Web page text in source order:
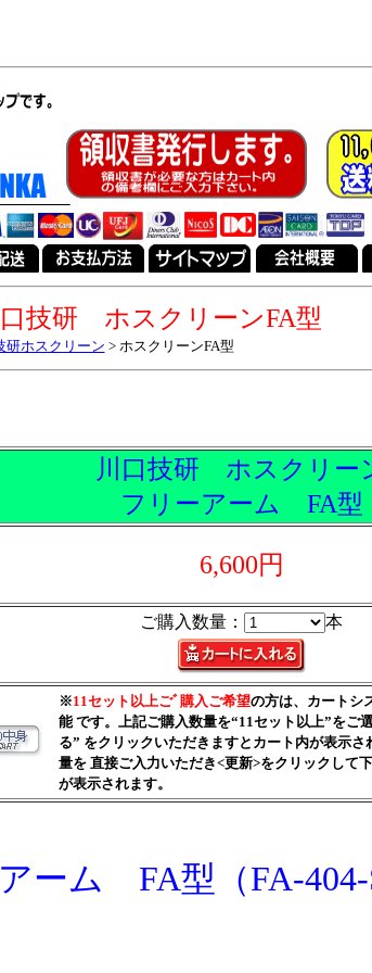
技研 ホスクリーンFA型
研ホスクリーン > ホスクリーンFA型
川口技研 ホスクリー
フリーアーム FA型
6,600円
ご購入数量： 本
※11セット以上ごﾞ購入ご希望の方は、カートシ
能 です。上記ご購入数量を“11セット以上”をご
る” をクリックいただきますとカート内が表示
量を 直接ご入力いただき<更新>をクリックして
が表示されます。
ム FA型（FA-404-